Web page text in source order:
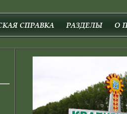
СПРАВКА РАЗДЕЛЫ О